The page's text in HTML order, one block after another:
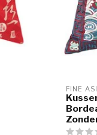
FINE